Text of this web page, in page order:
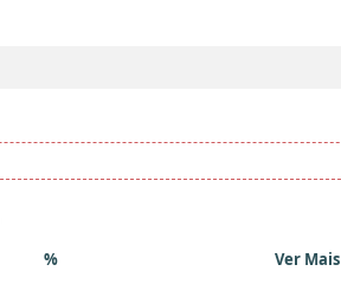
% Ver Mais